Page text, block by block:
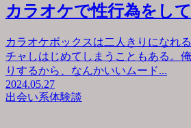
カラオケで性行為をし
カラオケボックスは二人きりになれ
チャしはじめてしまうこともある。
りするから、なんかいいムード...
2024.05.27
出会い系体験談